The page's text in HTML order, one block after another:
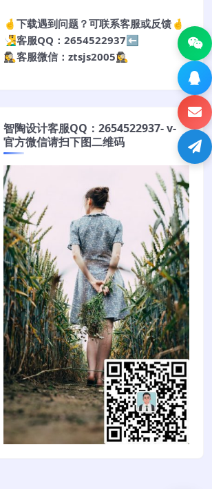
🤞下载遇到问题？可联系客服或反馈🤞
🧏‍♂️客服QQ：2654522937⬅️
🕵️‍♀️客服微信：ztsjs2005🕵️‍♀️
智陶设计客服QQ：2654522937- v-
官方微信请扫下图二维码